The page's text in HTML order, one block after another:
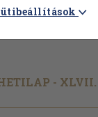
- XLVII.